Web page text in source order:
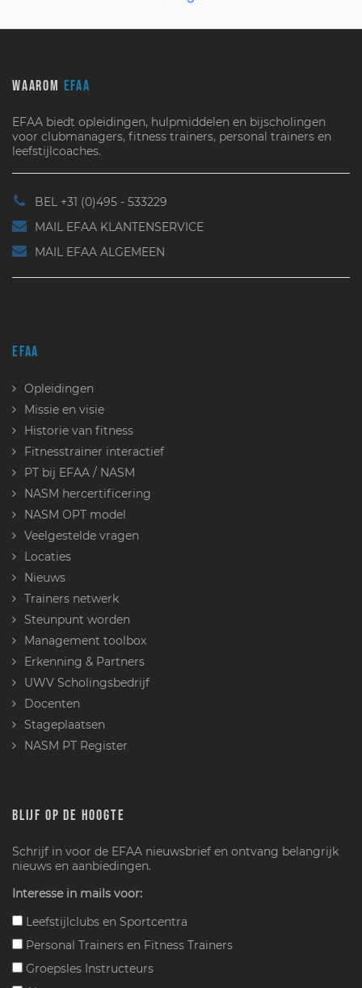
WAAROM EFAA
EFAA biedt opleidingen, hulpmiddelen en bijscholingen
voor clubmanagers, fitness trainers, personal trainers en
leefstijlcoaches.
BEL +31 (0)495 - 533229
MAIL EFAA KLANTENSERVICE
MAIL EFAA ALGEMEEN
EFAA
Opleidingen
Missie en visie
Historie van fitness
Fitnesstrainer interactief
PT bij EFAA / NASM
NASM hercertificering
NASM OPT model
Veelgestelde vragen
Locaties
Nieuws
Trainers netwerk
Steunpunt worden
Management toolbox
Erkenning & Partners
UWV Scholingsbedrijf
Docenten
Stageplaatsen
NASM PT Register
BLIJF OP DE HOOGTE
Schrijf in voor de EFAA nieuwsbrief en ontvang belangrijk
nieuws en aanbiedingen.
Interesse in mails voor:
Leefstijlclubs en Sportcentra
Personal Trainers en Fitness Trainers
Groepsles Instructeurs